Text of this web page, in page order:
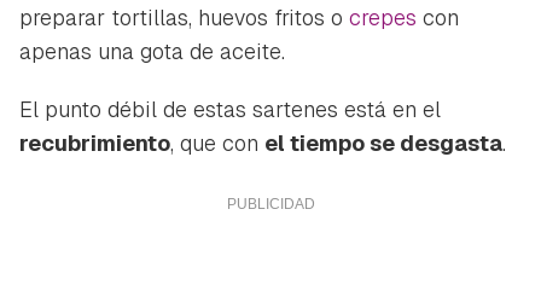
preparar tortillas, huevos fritos o crepes con
apenas una gota de aceite.
El punto débil de estas sartenes está en el
recubrimiento, que con el tiempo se desgasta.